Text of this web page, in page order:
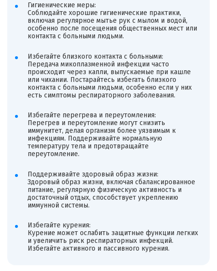
Гигиенические меры:
Соблюдайте хорошие гигиенические практики,
включая регулярное мытье рук с мылом и водой,
особенно после посещения общественных мест или
контакта с больными людьми.
Избегайте близкого контакта с больными:
Передача микоплазменной инфекции часто
происходит через капли, выпускаемые при кашле
или чихании. Постарайтесь избегать близкого
контакта с больными людьми, особенно если у них
есть симптомы респираторного заболевания.
Избегайте перегрева и переутомления:
Перегрев и переутомление могут снизить
иммунитет, делая организм более уязвимым к
инфекциям. Поддерживайте нормальную
температуру тела и предотвращайте
переутомление.
Поддерживайте здоровый образ жизни:
Здоровый образ жизни, включая сбалансированное
питание, регулярную физическую активность и
достаточный отдых, способствует укреплению
иммунной системы.
Избегайте курения:
Курение может ослабить защитные функции легких
и увеличить риск респираторных инфекций.
Избегайте активного и пассивного курения.